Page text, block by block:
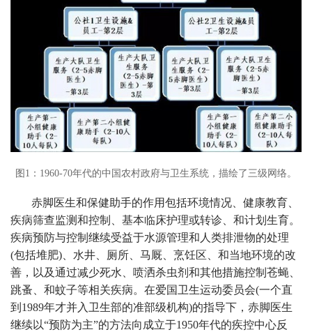
图1：1960-70年代的中国农村政府与卫生系统，描绘了三级网络。
赤脚医生和保健助手的作用包括环境情况、健康教育、
疾病筛查监测和控制、基本临床护理或转诊、和计划生育。
疾病预防与控制继续受益于水源管理和人类排泄物的处理
(包括堆肥)、水井、厕所、马厩、烹饪区、和当地环境的改
善，以及通过减少死水、喷洒杀虫剂和其他措施控制苍蝇、
跳蚤、和蚊子等相关疾病。在爱国卫生运动委员会(一个直
到1989年才并入卫生部的准部级机构)的指导下，赤脚医生
继续以“预防为主”的方法向成立于1950年代的疾控中心反